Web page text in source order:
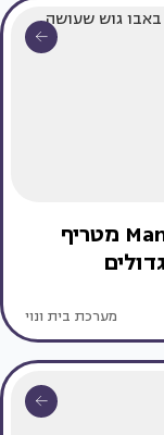
ברוכים הבאים: הצצה ל-Man Shack מטריף
מערכת בית ונוי